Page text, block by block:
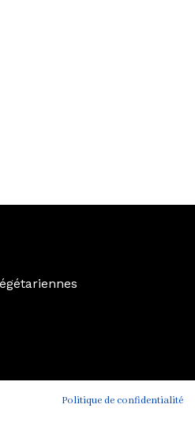
Politique de confidentialité